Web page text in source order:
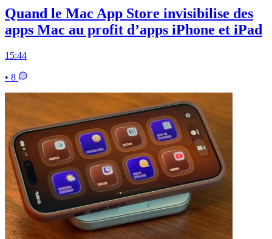
Quand le Mac App Store invisibilise des
apps Mac au profit d’apps iPhone et iPad
15:44
• 8